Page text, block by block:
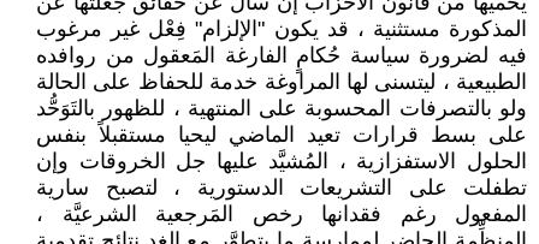
المذكورة مستثنية ، قد يكون "الإلزام" فِعْل غير مرغوب
فيه لضرورة سياسة حُكامٍ الفارغة المَعقول من روافده
الطبيعية ، ليتسنى لها المراوغة خدمة للحفاظ على الحالة
ولو بالتصرفات المحسوبة على المنتهية ، للظهور بالتَوَحُّد
على بسط قرارات تعيد الماضي ليحيا مستقبلاً بنفس
الحلول الاستفزازية ، المُشيَّد عليها جل الخروقات وإن
تطفلت على التشريعات الدستورية ، لتصبح سارية
المفعول رغم فقدانها رخص المَرجعية الشرعيَّة ،